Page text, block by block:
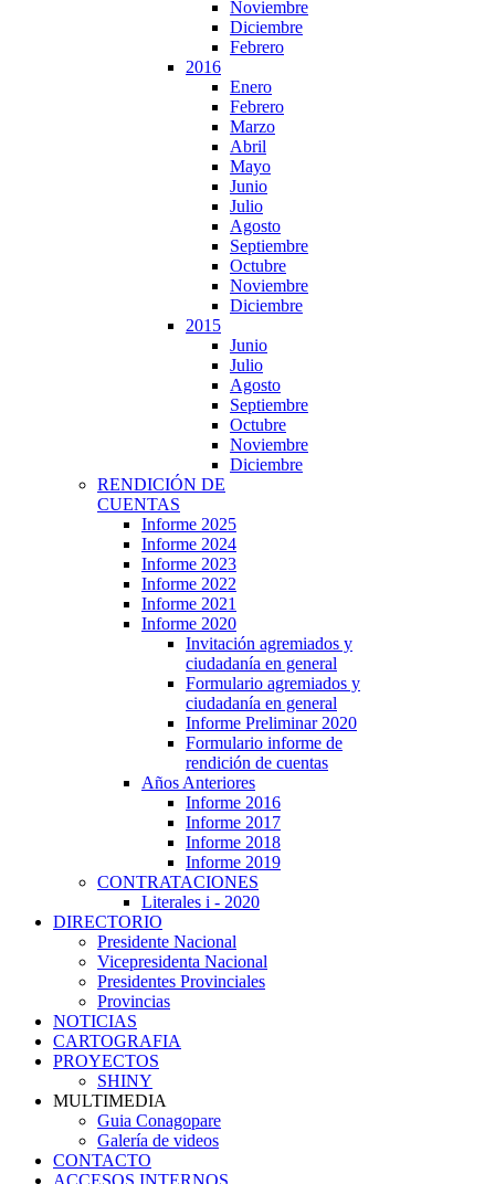
Noviembre
Diciembre
Febrero
2016
Enero
Febrero
Marzo
Abril
Mayo
Junio
Julio
Agosto
Septiembre
Octubre
Noviembre
Diciembre
2015
Junio
Julio
Agosto
Septiembre
Octubre
Noviembre
Diciembre
RENDICIÓN DE
CUENTAS
Informe 2025
Informe 2024
Informe 2023
Informe 2022
Informe 2021
Informe 2020
Invitación agremiados y
ciudadanía en general
Formulario agremiados y
ciudadanía en general
Informe Preliminar 2020
Formulario informe de
rendición de cuentas
Años Anteriores
Informe 2016
Informe 2017
Informe 2018
Informe 2019
CONTRATACIONES
Literales i - 2020
DIRECTORIO
Presidente Nacional
Vicepresidenta Nacional
Presidentes Provinciales
Provincias
NOTICIAS
CARTOGRAFIA
PROYECTOS
SHINY
MULTIMEDIA
Guia Conagopare
Galería de videos
CONTACTO
ACCESOS INTERNOS